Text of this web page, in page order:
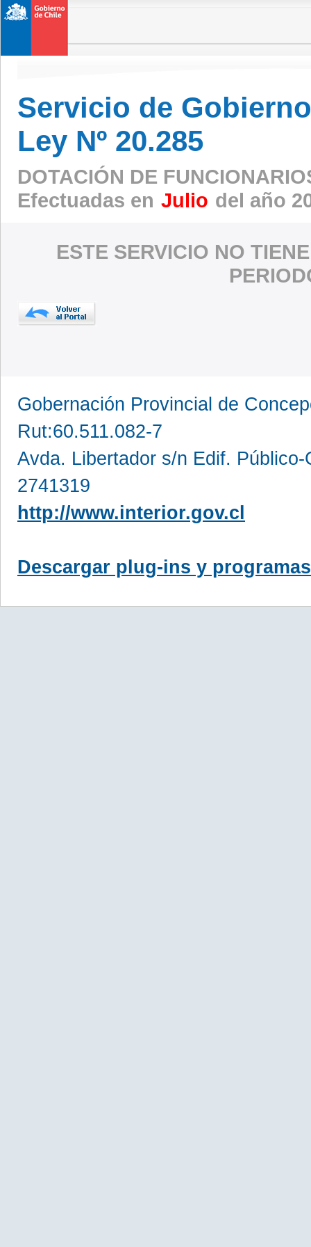
Servicio de
Ley Nº 20.285
DOTACIÓN DE
Efectuadas en Julio del año
ESTE SERVICIO NO
Gobernación Provincial de
Rut:60.511.082-7
Avda. Libertador s/n Edif.
2741319
http://www.interior.gov.cl
Descargar plug-ins y